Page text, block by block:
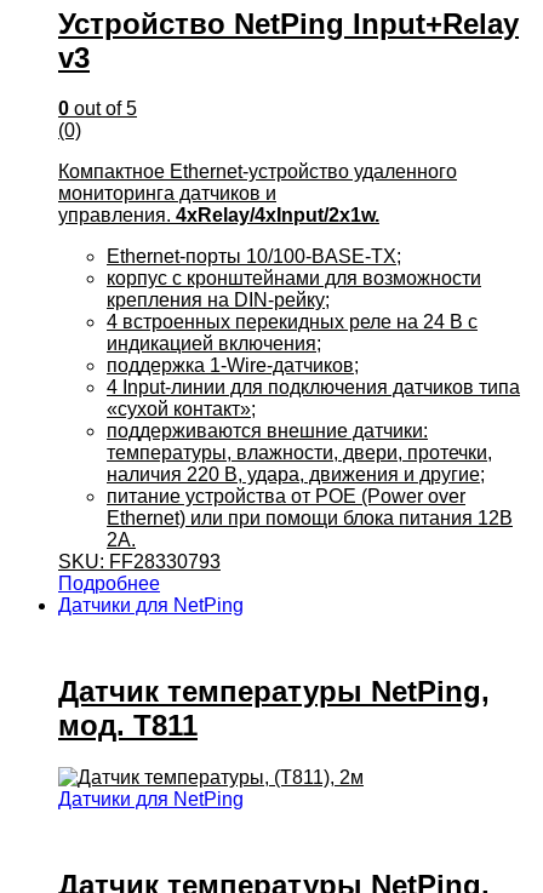
Устройство NetPing Input+Relay
v3
0 out of 5
(0)
Компактное Ethernet-устройство удаленного
мониторинга датчиков и
управления. 4xRelay/4xInput/2x1w.
Ethernet-порты 10/100-BASE-TX;
корпус с кронштейнами для возможности
крепления на DIN-рейку;
4 встроенных перекидных реле на 24 В с
индикацией включения;
поддержка 1-Wire-датчиков;
4 Input-линии для подключения датчиков типа
«сухой контакт»;
поддерживаются внешние датчики:
температуры, влажности, двери, протечки,
наличия 220 В, удара, движения и другие;
питание устройства от POE (Power over
Ethernet) или при помощи блока питания 12В
2А.
SKU: FF28330793
Подробнее
Датчики для NetPing
Датчик температуры NetPing,
мод. T811
Датчики для NetPing
Датчик температуры NetPing,